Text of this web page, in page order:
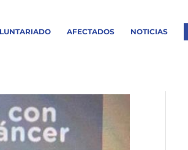
AFECTADOS NOTICIAS